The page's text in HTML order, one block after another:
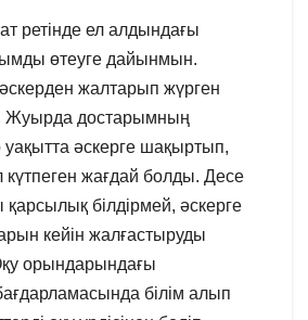
ретінде ел алдындағы
өтеуге дайынмын.
жалтарып жүрген
Жуырда достарымның
уақытта әскерге шақыртып,
күтпеген жағдай болды. Десе
білдірмей, әскерге
кейін жалғастыруды
орындарындағы
білім алып